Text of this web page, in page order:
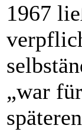
1967
„war